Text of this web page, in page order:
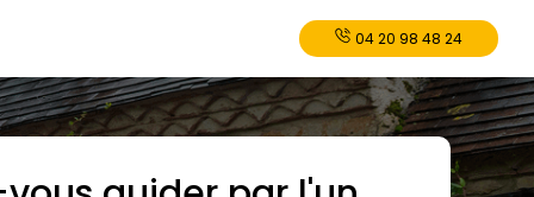
04 20 98 48 24